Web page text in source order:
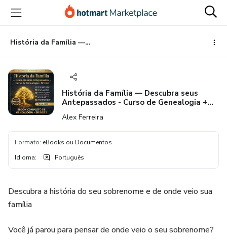
para
conteúdo
principal
para
pagamento
para
rodapé
História da Família — Descubra seus Antepassados - Curso de Genealogia + Suporte por email e Brinde
História da Família — Descubra seus
Antepassados - Curso de Genealogia +
Alex Ferreira
Formato: eBooks ou Documentos
Idioma: Português
Descubra a história do seu sobrenome e de onde veio sua
família
Você já parou para pensar de onde veio o seu sobrenome?